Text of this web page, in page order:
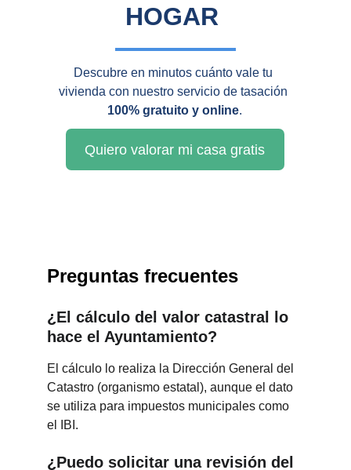
HOGAR
Quiero valorar mi casa gratis
Descubre en minutos cuánto vale tu
vivienda con nuestro servicio de tasación
100% gratuito y online.
Preguntas frecuentes
¿El cálculo del valor catastral lo
hace el Ayuntamiento?
El cálculo lo realiza la Dirección General del
Catastro (organismo estatal), aunque el dato
se utiliza para impuestos municipales como
el IBI.
¿Puedo solicitar una revisión del